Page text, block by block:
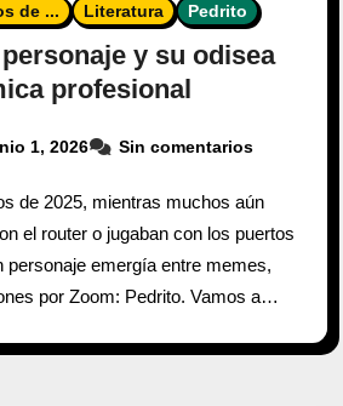
de ... Literatura Pedrito
y su odisea
profesional
1, 2026 Sin comentarios
de 2025, mientras muchos aún
el router o jugaban con los puertos
personaje emergía entre memes,
por Zoom: Pedrito. Vamos a…